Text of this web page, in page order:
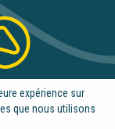
expérience sur
que nous utilisons